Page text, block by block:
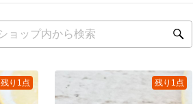
残り1点 残り1点